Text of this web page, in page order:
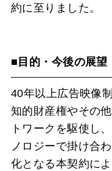
約に至りました。
■目的・今後の展望
40年以上広告映像
知的財産権やその
トワークを駆使し
ノロジーで掛け合
化となる本契約に